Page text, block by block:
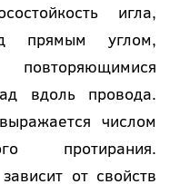
игла,
прямым углом,
вдоль провода.
числом
протирания.
от свойств